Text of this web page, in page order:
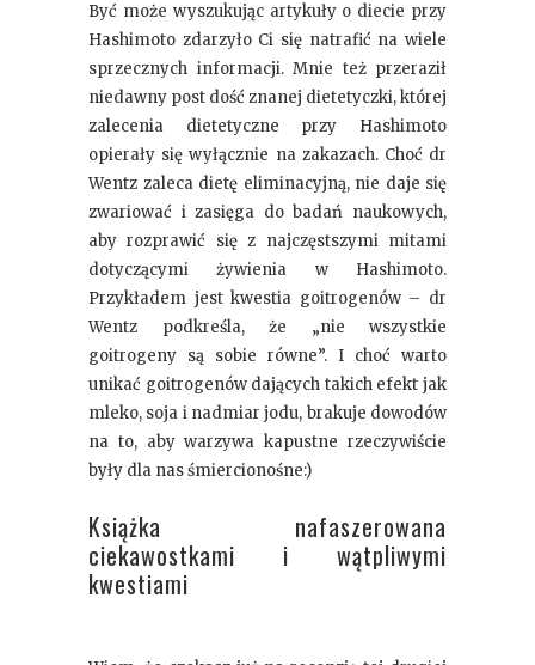
Być może wyszukując artykuły o diecie przy
Hashimoto zdarzyło Ci się natrafić na wiele
sprzecznych informacji. Mnie też przeraził
niedawny post dość znanej dietetyczki, której
zalecenia dietetyczne przy Hashimoto
opierały się wyłącznie na zakazach. Choć dr
Wentz zaleca dietę eliminacyjną, nie daje się
zwariować i zasięga do badań naukowych,
aby rozprawić się z najczęstszymi mitami
dotyczącymi żywienia w Hashimoto.
Przykładem jest kwestia goitrogenów – dr
Wentz podkreśla, że „nie wszystkie
goitrogeny są sobie równe”. I choć warto
unikać goitrogenów dających takich efekt jak
mleko, soja i nadmiar jodu, brakuje dowodów
na to, aby warzywa kapustne rzeczywiście
były dla nas śmiercionośne:)
Książka nafaszerowana
ciekawostkami i wątpliwymi
kwestiami